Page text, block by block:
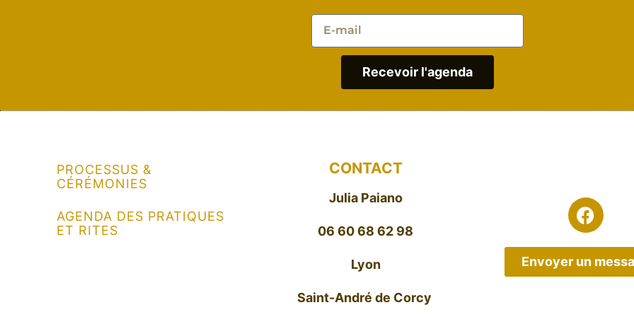
Recevoir l'agenda
PROCESSUS &
CÉRÉMONIES
AGENDA DES PRATIQUES
ET RITES
CONTACT
Julia Paiano
06 60 68 62 98
Lyon
Saint-André de Corcy
Envoyer un